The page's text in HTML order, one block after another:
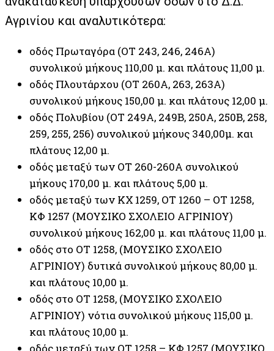
Αγρινίου και αναλυτικότερα:
οδός Πρωταγόρα (ΟΤ 243, 246, 246Α)
συνολικού μήκους 110,00 μ. και πλάτους 11,00 μ.
οδός Πλουτάρχου (ΟΤ 260Α, 263, 263Α)
συνολικού μήκους 150,00 μ. και πλάτους 12,00 μ.
οδός Πολυβίου (ΟΤ 249Α, 249Β, 250Α, 250Β, 258,
259, 255, 256) συνολικού μήκους 340,00μ. και
πλάτους 12,00 μ.
οδός μεταξύ των ΟΤ 260-260Α συνολικού
μήκους 170,00 μ. και πλάτους 5,00 μ.
οδός μεταξύ των ΚΧ 1259, ΟΤ 1260 – ΟΤ 1258,
ΚΦ 1257 (ΜΟΥΣΙΚΟ ΣΧΟΛΕΙΟ ΑΓΡΙΝΙΟΥ)
συνολικού μήκους 162,00 μ. και πλάτους 11,00 μ.
οδός στο ΟΤ 1258, (ΜΟΥΣΙΚΟ ΣΧΟΛΕΙΟ
ΑΓΡΙΝΙΟΥ) δυτικά συνολικού μήκους 80,00 μ.
και πλάτους 10,00 μ.
οδός στο ΟΤ 1258, (ΜΟΥΣΙΚΟ ΣΧΟΛΕΙΟ
ΑΓΡΙΝΙΟΥ) νότια συνολικού μήκους 115,00 μ.
και πλάτους 10,00 μ.